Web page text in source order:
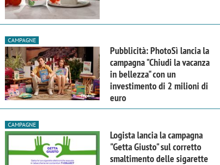
CAMPAGNE
Pubblicità: PhotoSì lancia la
campagna "Chiudi la vacanza
in bellezza" con un
investimento di 2 milioni di
euro
CAMPAGNE
Logista lancia la campagna
"Getta Giusto" sul corretto
smaltimento delle sigarette